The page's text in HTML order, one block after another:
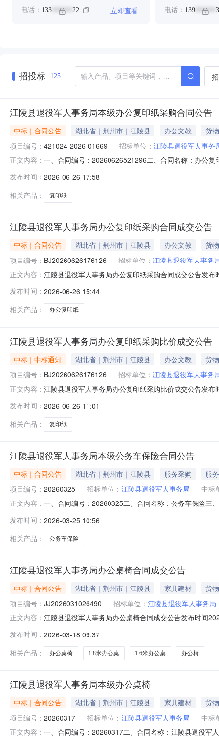
电话： 133 ****** 22 立即查看 电话： 139******
招投标 125
江陵县退役军人事务局本级办公复印纸采购合同公告
中标｜合同公告 湖北省｜荆州市｜江陵县 办公文教
货物
项目编号： 421024-2026-01669 招标单位： 江陵县退役军人事务
正文内容： 一、合同编号：20260626521296二、合同名称：办公
式：13098316168六、合同主要信息1、主要标的名称
发布时间： 2026-06-26 17:58
相关产品：
复印纸
江陵县退役军人事务局办公复印纸采购合同成交公告
中标｜合同公告 湖北省｜荆州市｜江陵县 办公文教
货物
项目编号： BJ20260626176126 招标单位： 江陵县退役军人事务
正文内容： 江陵县退役军人事务局办公复印纸采购合同成交公告发
价：4,000.00元合同签订时间：2026-06-26合同公告时
发布时间： 2026-06-26 15:44
相关产品：
办公复印纸
江陵县退役军人事务局办公复印纸采购比价成交公告
中标｜中标通知 湖北省｜荆州市｜江陵县 办公文教
货物
项目编号： BJ20260626176126 招标单位： 江陵县退役军人事务
正文内容： 江陵县退役军人事务局办公复印纸采购比价成交公告发
采购联系电话：13972300930成交供应商名称：荆州市
发布时间： 2026-06-26 11:01
相关产品：
复印纸
江陵县退役军人事务局本级公务车保险合同公告
中标｜合同公告 湖北省｜荆州市｜江陵县 服务采购
服务
项目编号： 20260325 招标单位： 江陵县退役军人事务局
中标
正文内容： 一、合同编号：20260325二、合同名称：公务车保险三
4721215六、合同主要信息1、主要标的名称：公务车保
发布时间： 2026-03-25 10:56
相关产品：
公务车保险
江陵县退役军人事务局办公桌椅合同成交公告
中标｜合同公告 湖北省｜荆州市｜江陵县 家具建材
货物
项目编号： JJ2026031026490 招标单位： 江陵县退役军人事务局
正文内容： 江陵县退役军人事务局办公桌椅合同成交公告发布时间
时间：2026-03-17合同公告时间：2026-03-18合同附件
发布时间： 2026-03-18 09:37
相关产品：
办公桌椅 1.8米办公桌 1.6米办公桌 办公椅
江陵县退役军人事务局本级办公桌椅
中标｜合同公告 湖北省｜荆州市｜江陵县 家具建材
货物
项目编号： 20260317 招标单位： 江陵县退役军人事务局
中标
正文内容： 一、合同编号：20260317二、合同名称：江陵县退役军